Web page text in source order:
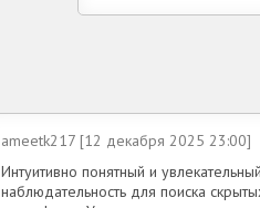
ameetk217 [12 декабря 2025 23:00]
Интуитивно понятный и
наблюдательность для поиска